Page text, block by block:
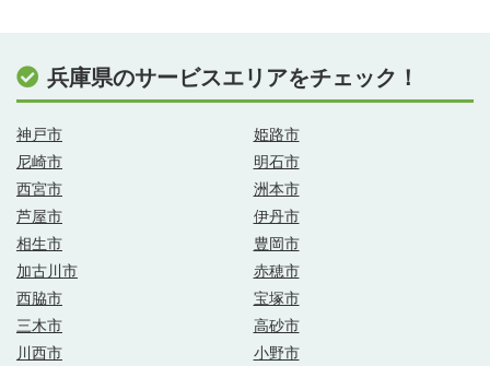
兵庫県のサービスエリアをチェック！
神戸市
姫路市
尼崎市
明石市
西宮市
洲本市
芦屋市
伊丹市
相生市
豊岡市
加古川市
赤穂市
西脇市
宝塚市
三木市
高砂市
川西市
小野市